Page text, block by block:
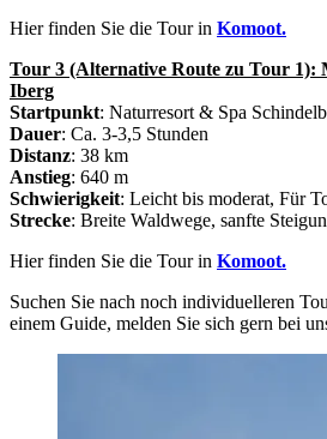
Hier finden Sie die Tour in Komoot.
Tour 3 (Alternative Route zu Tour 1):
Iberg
Startpunkt: Naturresort & Spa
Dauer: Ca. 3-3,5 Stunden
Distanz: 38 km
Anstieg: 640 m
Schwierigkeit: Leicht bis moderat, Für
Strecke: Breite Waldwege, sanfte
Hier finden Sie die Tour in Komoot.
Suchen Sie nach noch individuelleren
einem Guide, melden Sie sich gern bei